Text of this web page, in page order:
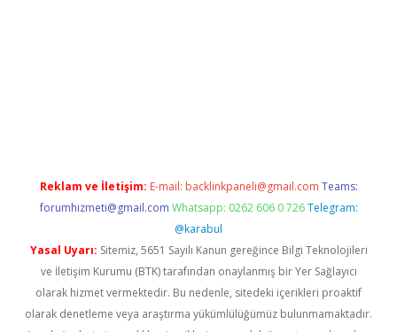
Reklam ve İletişim: E-mail: backlinkpaneli@gmail.com Teams:
forumhizmeti@gmail.com Whatsapp: 0262 606 0 726 Telegram:
@karabul
Yasal Uyarı: Sitemiz, 5651 Sayılı Kanun gereğince Bilgi Teknolojileri
ve İletişim Kurumu (BTK) tarafından onaylanmış bir Yer Sağlayıcı
olarak hizmet vermektedir. Bu nedenle, sitedeki içerikleri proaktif
olarak denetleme veya araştırma yükümlülüğümüz bulunmamaktadır.